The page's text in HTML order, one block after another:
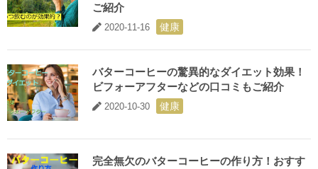
ご紹介
2020-11-16 健康
バターコーヒーの驚異的なダイエット効果！
ビフォーアフターなどの口コミもご紹介
2020-10-30 健康
完全無欠のバターコーヒーの作り方！おすす